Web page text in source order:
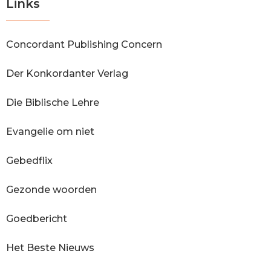
Links
Concordant Publishing Concern
Der Konkordanter Verlag
Die Biblische Lehre
Evangelie om niet
Gebedflix
Gezonde woorden
Goedbericht
Het Beste Nieuws